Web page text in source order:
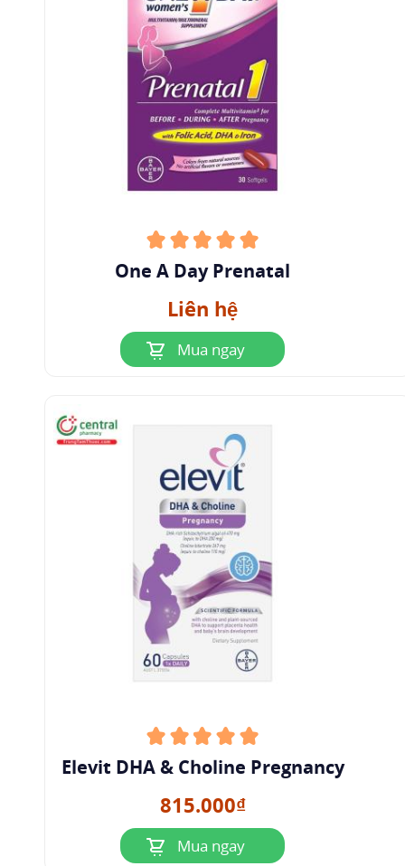
One A Day Prenatal
Liên hệ
Mua ngay
Elevit DHA & Choline Pregnancy
815.000₫
Mua ngay